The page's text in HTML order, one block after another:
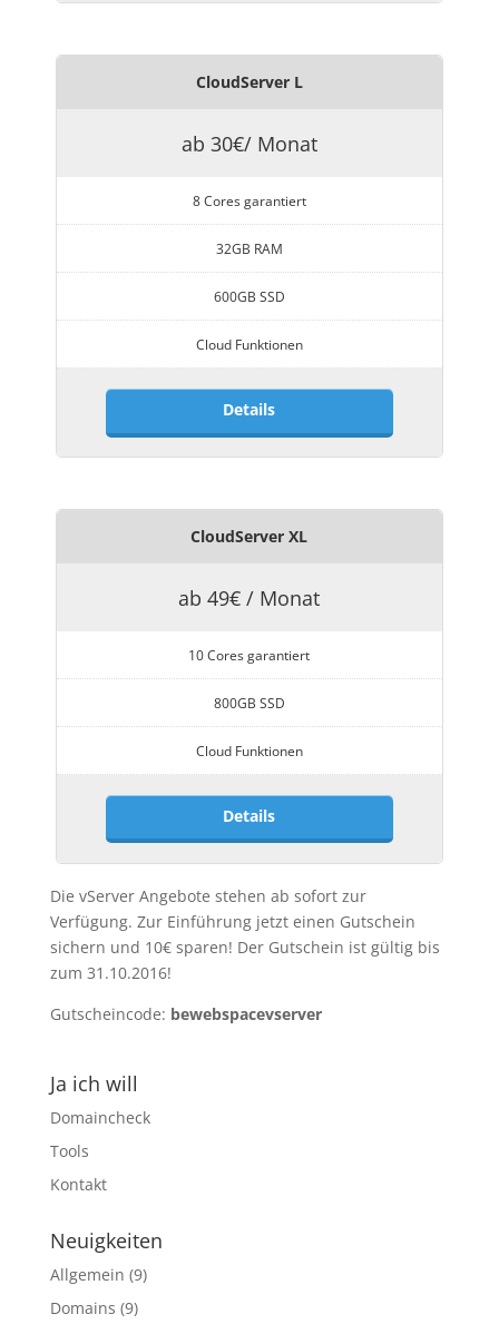
CloudServer L
ab 30€/ Monat
8 Cores garantiert
32GB RAM
600GB SSD
Cloud Funktionen
Details
CloudServer XL
ab 49€ / Monat
10 Cores garantiert
800GB SSD
Cloud Funktionen
Details
Die vServer Angebote stehen ab sofort zur
Verfügung. Zur Einführung jetzt einen Gutschein
sichern und 10€ sparen! Der Gutschein ist gültig bis
zum 31.10.2016!
Gutscheincode: bewebspacevserver
Ja ich will
Domaincheck
Tools
Kontakt
Neuigkeiten
Allgemein (9)
Domains (9)